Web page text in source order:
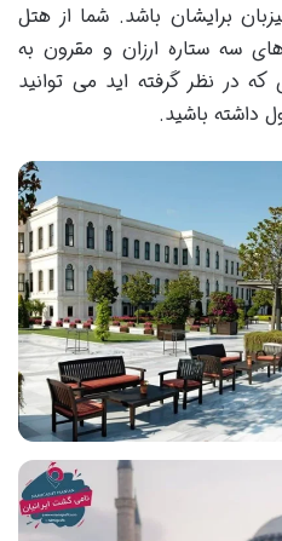
برایشان باشد. شما از هتل
سه ستاره ارزان و مقرون به
در نظر گرفته اید می توانید
داشته باشید.